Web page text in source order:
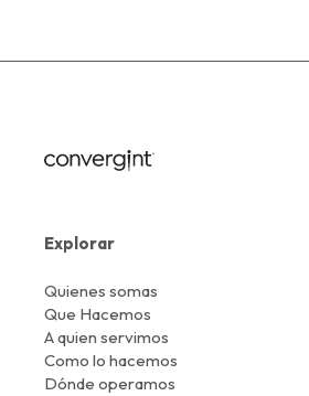
Explorar
Quienes somas
Que Hacemos
A quien servimos
Como lo hacemos
Dónde operamos